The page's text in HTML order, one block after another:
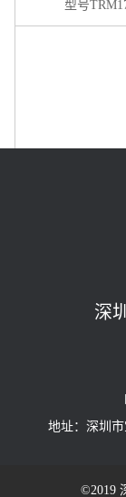
型号
深
地址：深圳
©2019